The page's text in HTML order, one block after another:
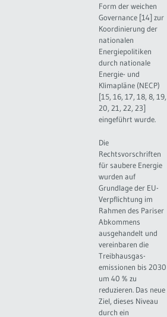
Form der weichen
Governance [14] zur
Koordinierung der
nationalen
Energiepolitiken
durch nationale
Energie- und
Klimapläne (NECP)
[15, 16, 17, 18, 8, 19,
20, 21, 22, 23]
eingeführt wurde.
Die
Rechtsvorschriften
für saubere Energie
wurden auf
Grundlage der EU-
Verpflichtung im
Rahmen des Pariser
Abkommens
ausgehandelt und
vereinbaren die
Treibhausgas-
emissionen bis 2030
um 40 % zu
reduzieren. Das neue
Ziel, dieses Niveau
durch ein